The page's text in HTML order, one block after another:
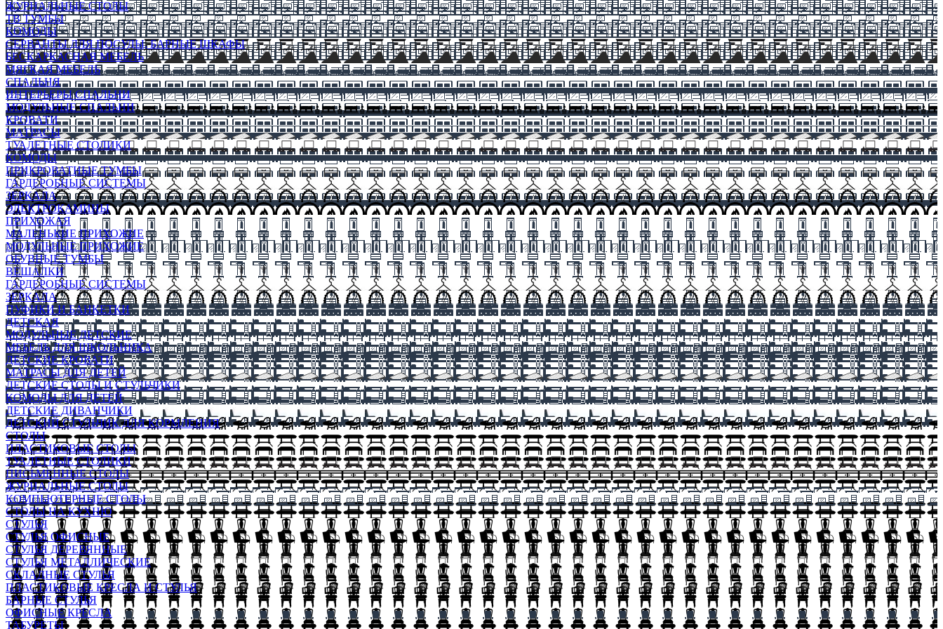
ЖУРНАЛЬНЫЕ СТОЛЫ
ТВ ТУМБЫ
КОМОДЫ
СЕРВАНТЫ ДЛЯ ПОСУДЫ, БАРНЫЕ ШКАФЫ
БЕСКАРКАСНАЯ МЕБЕЛЬ
МЯГКАЯ МЕБЕЛЬ
СПАЛЬНЯ
ИНТЕРЬЕРЫ СПАЛЬНИ
МОДУЛЬНЫЕ СПАЛЬНИ
КРОВАТИ
МАТРАСЫ
ТУАЛЕТНЫЕ СТОЛИКИ
КОМОДЫ
ПРИКРОВАТНЫЕ ТУМБЫ
ГАРДЕРОБНЫЕ СИСТЕМЫ
ЗЕРКАЛА
ЭЛЕКТРОКАМИНЫ
ПРИХОЖАЯ
МАЛЕНЬКИЕ ПРИХОЖИЕ
МОДУЛЬНЫЕ ПРИХОЖИЕ
ОБУВНЫЕ ТУМБЫ
ВЕШАЛКИ
ГАРДЕРОБНЫЕ СИСТЕМЫ
ЗЕРКАЛА
ПУФИКИ И БАНКЕТКИ
ДЕТСКАЯ
МОДУЛЬНЫЕ ДЕТСКИЕ
МЕБЕЛЬ ДЛЯ ШКОЛЬНИКА
ДЕТСКИЕ КРОВАТИ
МАТРАСЫ ДЛЯ ДЕТЕЙ
ДЕТСКИЕ СТОЛЫ И СТУЛЬЧИКИ
КОМОДЫ ДЛЯ ДЕТЕЙ
ДЕТСКИЕ ДИВАНЧИКИ
ДЕТСКИЙ СТУЛЬЧИК ДЛЯ КОРМЛЕНИЯ
СТОЛЫ
ПЛАСТИКОВЫЕ СТОЛЫ
ТУАЛЕТНЫЕ СТОЛИКИ
ПИСЬМЕННЫЕ СТОЛЫ
ЖУРНАЛЬНЫЕ СТОЛЫ
КОМПЬЮТЕРНЫЕ СТОЛЫ
СТОЛЫ НА КУХНЮ
СТУЛЬЯ
СТУЛЬЯ ОФИСНЫЕ
СТУЛЬЯ ДЕРЕВЯННЫЕ
СТУЛЬЯ МЕТАЛЛИЧЕСКИЕ
СКЛАДНЫЕ СТУЛЬЯ
ПЛАСТИКОВЫЕ КРЕСЛА И СТУЛЬЯ
БАРНЫЕ СТУЛЬЯ
ОФИСНЫЕ КРЕСЛА
ТАБУРЕТЫ